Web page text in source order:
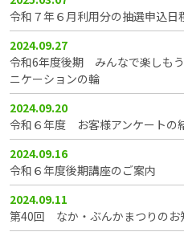
令和７年６月利用分の抽選申込日
2024.09.27
令和6年度後期 みんなで楽しも
ニケーションの輪
2024.09.20
令和６年度 お客様アンケートの
2024.09.16
令和６年度後期講座のご案内
2024.09.11
第40回 なか・ぶんかまつりのお